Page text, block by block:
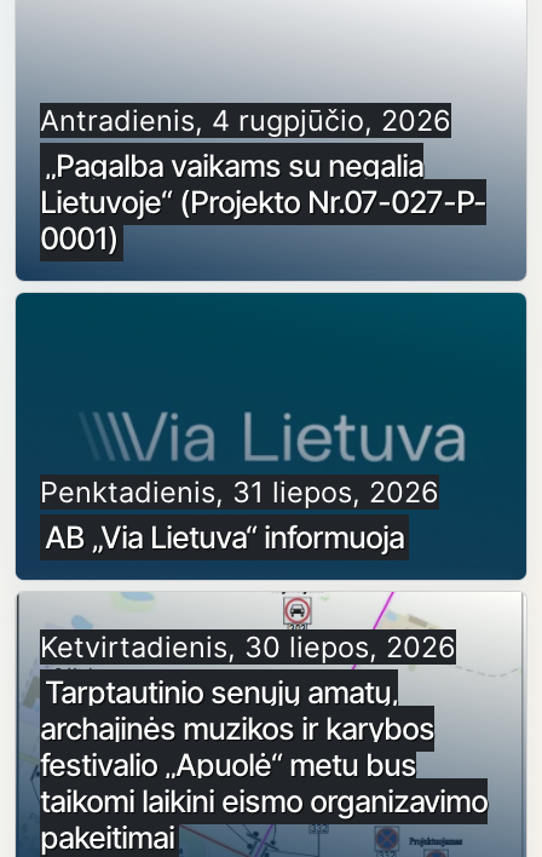
Antradienis, 4 rugpjūčio, 2026
„Pagalba vaikams su negalia
Lietuvoje“ (Projekto Nr.07-027-P-
0001)
Penktadienis, 31 liepos, 2026
AB „Via Lietuva“ informuoja
Ketvirtadienis, 30 liepos, 2026
Tarptautinio senųjų amatų,
archajinės muzikos ir karybos
festivalio „Apuolė“ metu bus
taikomi laikini eismo organizavimo
pakeitimai